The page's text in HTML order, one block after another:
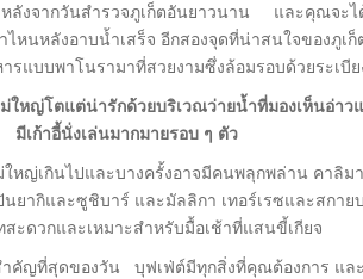
ลังจากวันสำรวจภูเก็ตอันยาวนาน และคุณจะไ
ไหนหลังอาบน้ำเสร็จ อีกสองจุดที่น่าสนใจของภู
รแบบพาโนรามาที่สวยงามซึ่งล้อมรอบด้วยระเบี
ใหญ่โตแต่น่ารักด้วยบริเวณว่ายน้ำที่มองเห็นอ่า
เก้าอี้นั่งเล่นมากมายรอบ ๆ ตัว
หญ่เกินไปและบางครั้งอาจมีคนพลุกพล่าน คาลิม
นยากิและซูชิบาร์ และมัลลิกา เทอร์เรซและสก
สะดวกและเหมาะสำหรับมื้อเช้าที่แสนขี้เกียจ
คัญที่สุดของวัน บุฟเฟ่ต์มีทุกสิ่งที่คุณต้องการ แล